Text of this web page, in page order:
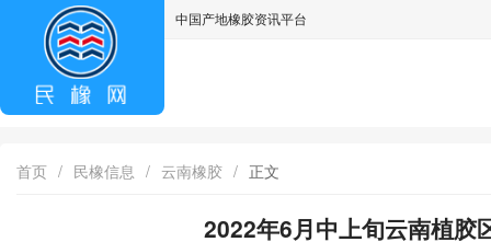
中国产地橡胶资讯平台
首页 / 民橡信息 / 云南橡胶 / 正文
2022年6月中上旬云南植胶